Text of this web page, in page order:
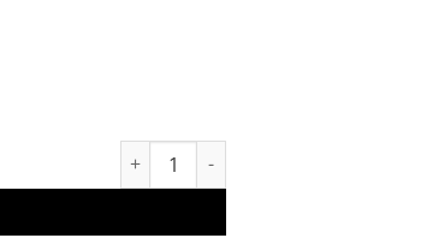
כמות של ארון הזזה 2 דלתות טריקה שקטה "פריז 160"